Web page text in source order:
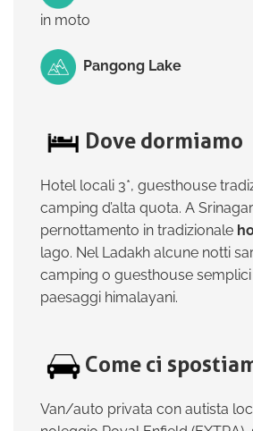
in moto
Pangong Lake
Dove dormiamo
Hotel locali 3*, guesthouse
camping d’alta quota. A
pernottamento in tradizionale
lago. Nel Ladakh alcune notti
camping o guesthouse
paesaggi himalayani.
Come ci
Van/auto privata con autista